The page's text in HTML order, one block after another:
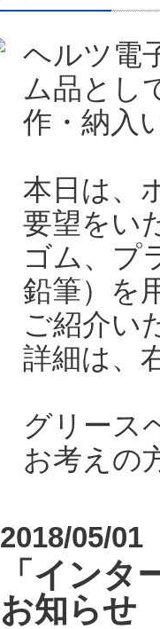
ヘルツ電
ム品とし
作・納入
本日は、
要望をい
ゴム、プ
鉛筆）を
ご紹介い
詳細は、
グリース
お考えの
2018/05/01
「イン
お知らせ